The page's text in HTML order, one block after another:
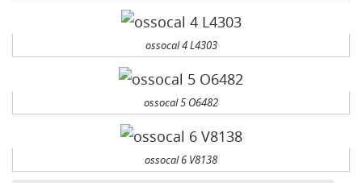
ossocal 4 L4303
ossocal 5 O6482
ossocal 6 V8138